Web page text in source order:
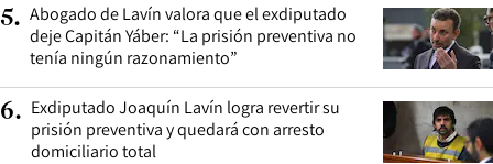
5. Abogado de Lavín valora que el exdiputado
deje Capitán Yáber: “La prisión preventiva no
tenía ningún razonamiento”
6. Exdiputado Joaquín Lavín logra revertir su
prisión preventiva y quedará con arresto
domiciliario total